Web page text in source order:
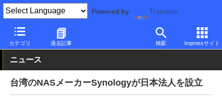
Powered by Translate
カテゴリ 過去記事 検索 Impressサイト
PC Watch 半導体/周辺機器 Synology
ニュース
台湾のNASメーカーSynologyが日本法人を設立